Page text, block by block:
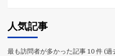
人気記事
最も訪問者が多かった記事 10 件 (過